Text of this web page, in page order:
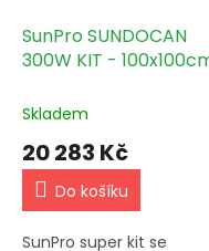
SunPro SUNDOCAN
300W KIT -
Skladem
20 283 Kč
Do košíku
SunPro super kit se